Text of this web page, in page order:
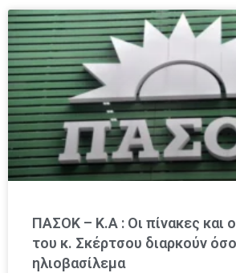
ΠΑΣΟΚ – Κ.Α : Οι πίνακες και
του κ. Σκέρτσου διαρκούν
ηλιοβασίλεμα